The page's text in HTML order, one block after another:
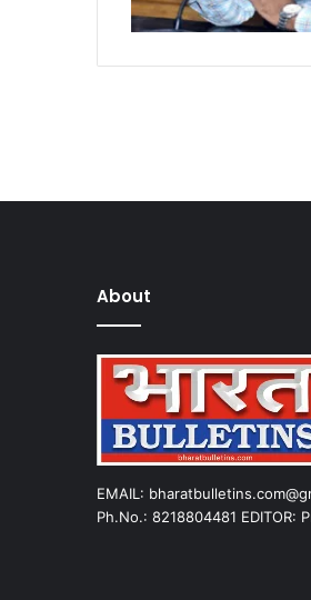
About
EMAIL:
Ph.No.: 8218804481 EDITOR: